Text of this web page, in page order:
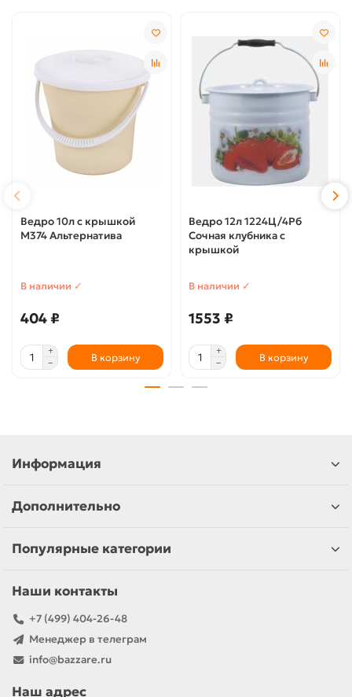
Ведро 10л с крышкой
М374 Альтернатива
В наличии ✓
404 ₽
В корзину
Ведро 12л 1224Ц/4Рб
Сочная клубника с
крышкой
В наличии ✓
1553 ₽
В корзину
Информация
Дополнительно
Популярные категории
Наши контакты
+7 (499) 404-26-48
Менеджер в телеграм
info@bazzare.ru
Наш адрес